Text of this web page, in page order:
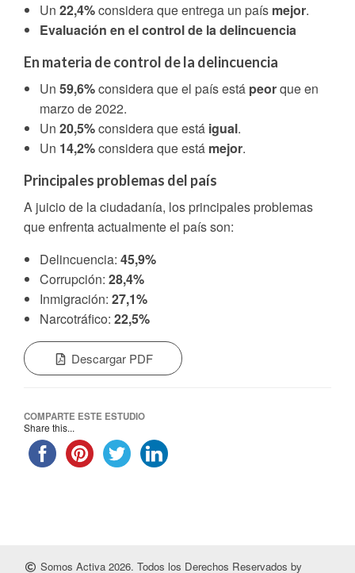
Un 22,4%considera que entrega un país mejor.
Evaluación en el control de la delincuencia
En materia de control de la delincuencia
Un 59,6%considera que el país está peorque en
marzo de 2022.
Un 20,5%considera que está igual.
Un 14,2%considera que está mejor.
Principales problemas del país
A juicio de la ciudadanía, los principales problemas
que enfrenta actualmente el país son:
Delincuencia: 45,9%
Corrupción: 28,4%
Inmigración: 27,1%
Narcotráfico: 22,5%
Descargar PDF
COMPARTE ESTE ESTUDIO
Share this...
Somos Activa 2026. Todos los Derechos Reservados by